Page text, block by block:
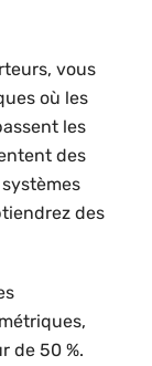
vous
où les
les
des
des
de 50 %.